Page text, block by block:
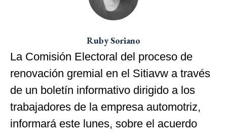
Ruby Soriano
La Comisión Electoral del proceso de
renovación gremial en el Sitiavw a través
de un boletín informativo dirigido a los
trabajadores de la empresa automotriz,
informará este lunes, sobre el acuerdo